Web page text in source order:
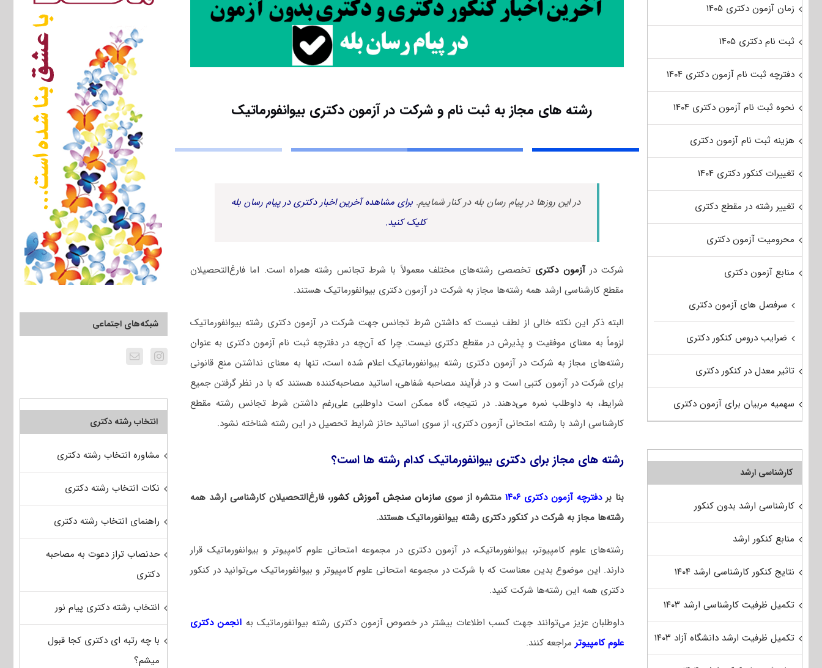
رشته های مجاز به ثبت نام و شرکت در آزمون دکتری بیوانفورماتیک
در این روزها در پیام رسان بله در کنار شماییم. برای مشاهده آخرین اخبار دکتری در پیام رسان بله
کلیک کنید.
شرکت درآزمون دکتری تخصصی رشته‌های مختلف معمولاً با شرط تجانس رشته همراه است. اما فارغ‌التحصیلان
مقطع کارشناسی ارشد همه رشته‌ها مجاز به شرکت در آزمون دکتری بیوانفورماتیک هستند.
البته ذکر این نکته خالی از لطف نیست که داشتن شرط تجانس جهت شرکت در آزمون دکتری رشته بیوانفورماتیک
لزوماً به معنای موفقیت و پذیرش در مقطع دکتری نیست. چرا که آن‌چه در دفترچه ثبت نام آزمون دکتری به عنوان
رشته‌های مجاز به شرکت در آزمون دکتری رشته بیوانفورماتیک اعلام شده است، تنها به معنای نداشتن منع قانونی
برای شرکت در آزمون کتبی است و در فرآیند مصاحبه شفاهی، اساتید مصاحبه‌کننده هستند که با در نظر گرفتن جمیع
شرایط، به داوطلب نمره می‌دهند. در نتیجه، گاه ممکن است داوطلبی علی‌رغم داشتن شرط تجانس رشته مقطع
کارشناسی ارشد با رشته امتحانی آزمون دکتری، از سوی اساتید حائز شرایط تحصیل در این رشته شناخته نشود.
رشته های مجاز برای دکتری بیوانفورماتیک کدام رشته ها است؟
بنا بردفترچه آزمون دکتری ۱۴۰۶ منتشره از سویسازمان سنجش آموزش کشور، فارغ‌التحصیلان کارشناسی ارشد همه
رشته‌ها مجاز به شرکت در کنکور دکتری رشته بیوانفورماتیک هستند.
رشته‌های علوم کامپیوتر، بیوانفورماتیک، در آزمون دکتری در مجموعه امتحانی علوم کامپیوتر و بیوانفورماتیک قرار
دارند. این موضوع بدین معناست که با شرکت در مجموعه امتحانی علوم کامپیوتر و بیوانفورماتیک می‌توانید در کنکور
دکتری همه این رشته‌ها شرکت کنید.
داوطلبان عزیز می‌توانند جهت کسب اطلاعات بیشتر در خصوص آزمون دکتری رشته بیوانفورماتیک به انجمن دکتری
علوم کامپیوتر مراجعه کنند.
شبکه‌های اجتماعی
انتخاب رشته دکتری
مشاوره انتخاب رشته دکتری
نکات انتخاب رشته دکتری
راهنمای انتخاب رشته دکتری
حدنصاب تراز دعوت به مصاحبه
دکتری
انتخاب رشته دکتری پیام نور
با چه رتبه ای دکتری کجا قبول
میشم؟
زمان آزمون دکتری ۱۴۰۵
ثبت نام دکتری ۱۴۰۵
دفترچه ثبت نام آزمون دکتری ۱۴۰۴
نحوه ثبت نام آزمون دکتری ۱۴۰۴
هزینه ثبت نام آزمون دکتری
تغییرات کنکور دکتری ۱۴۰۴
تغییر رشته در مقطع دکتری
محرومیت آزمون دکتری
منابع آزمون دکتری
سرفصل های آزمون دکتری
ضرایب دروس کنکور دکتری
تاثیر معدل در کنکور دکتری
سهمیه مربیان برای آزمون دکتری
کارشناسی ارشد
کارشناسی ارشد بدون کنکور
منابع کنکور ارشد
نتایج کنکور کارشناسی ارشد ۱۴۰۴
تکمیل ظرفیت کارشناسی ارشد ۱۴۰۳
تکمیل ظرفیت ارشد دانشگاه آزاد ۱۴۰۳